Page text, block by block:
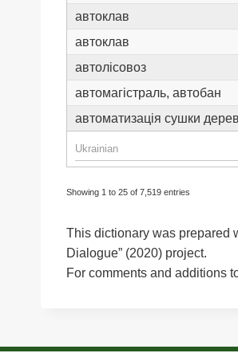
автоклав
автоклав
автолісовоз
автомагістраль, автобан
автоматизація сушки
Showing 1 to 25 of 7,519 entries
This dictionary was prepared
Dialogue” (2020) project.
For comments and additions